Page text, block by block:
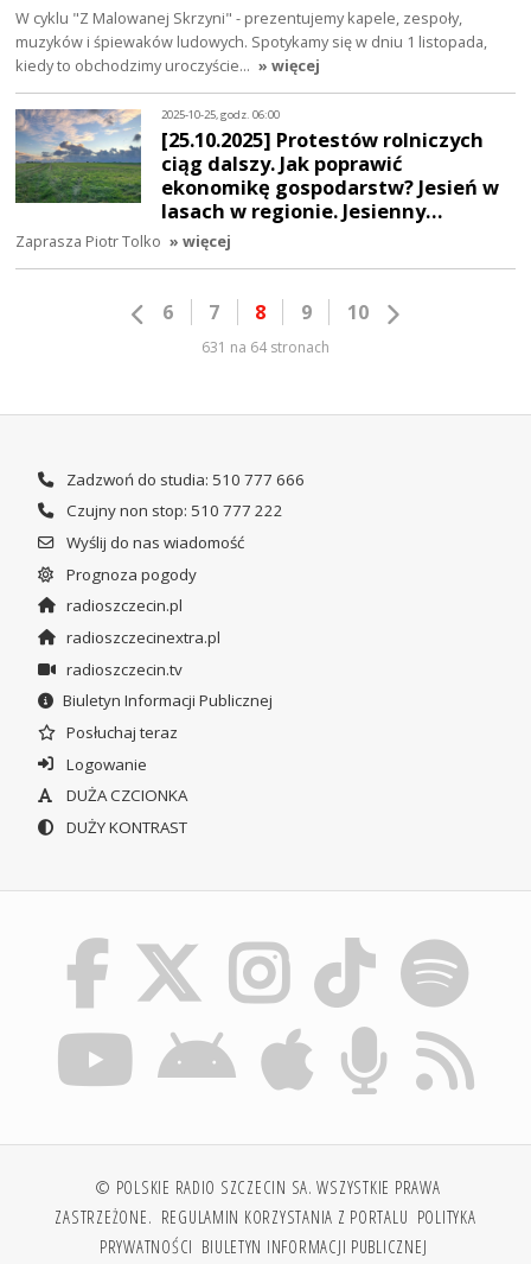
W cyklu "Z Malowanej Skrzyni" - prezentujemy kapele, zespoły,
muzyków i śpiewaków ludowych. Spotykamy się w dniu 1 listopada,
kiedy to obchodzimy uroczyście… » więcej
2025-10-25, godz. 06:00
[25.10.2025] Protestów rolniczych
ciąg dalszy. Jak poprawić
ekonomikę gospodarstw? Jesień w
lasach w regionie. Jesienny…
Zaprasza Piotr Tolko » więcej
6 7 8 9 10
631 na 64 stronach
Zadzwoń do studia: 510 777 666
Czujny non stop: 510 777 222
Wyślij do nas wiadomość
Prognoza pogody
radioszczecin.pl
radioszczecinextra.pl
radioszczecin.tv
Biuletyn Informacji Publicznej
Posłuchaj teraz
Logowanie
DUŻA CZCIONKA
DUŻY KONTRAST
© POLSKIE RADIO SZCZECIN SA. WSZYSTKIE PRAWA
ZASTRZEŻONE. REGULAMIN KORZYSTANIA Z PORTALU POLITYKA
PRYWATNOŚCI BIULETYN INFORMACJI PUBLICZNEJ